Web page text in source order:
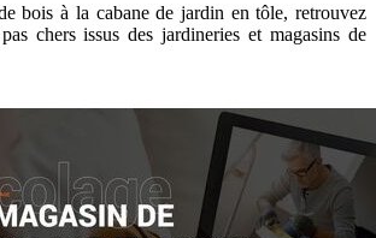
bois à la cabane de jardin en tôle, retrouvez
chers issus des jardineries et magasins de